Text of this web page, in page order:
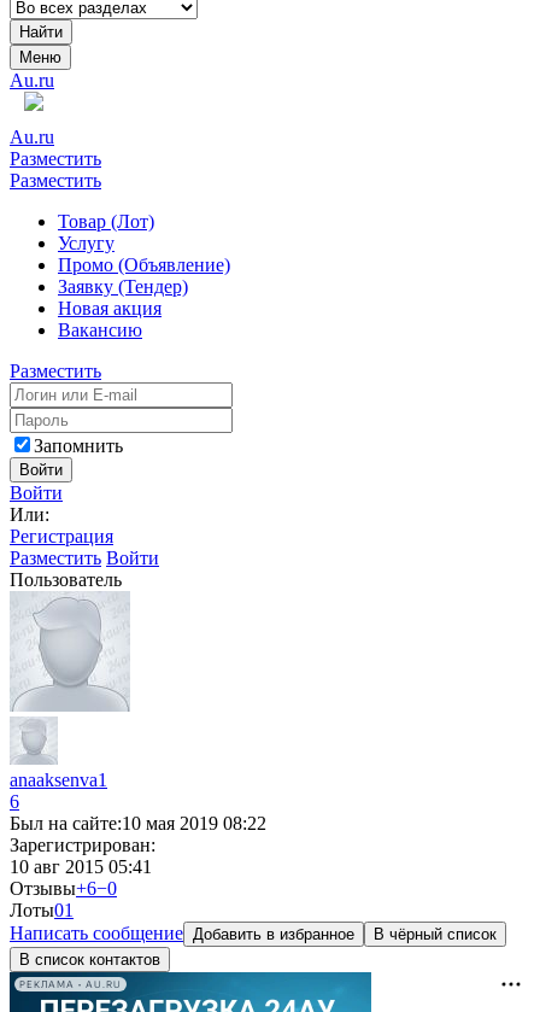
Найти
Меню
Au.ru
Au.ru
Разместить
Разместить
Товар (Лот)
Услугу
Промо (Объявление)
Заявку (Тендер)
Новая акция
Вакансию
Разместить
Запомнить
Войти
Войти
Или:
Регистрация
Разместить Войти
Пользователь
anaaksenva1
6
Был на сайте:10 мая 2019 08:22
Зарегистрирован:
10 авг 2015 05:41
Отзывы+6−0
Лоты01
Написать сообщение Добавить в избранное
В чёрный список
В список контактов
РЕКЛАМА • AU.RU